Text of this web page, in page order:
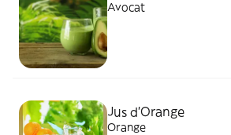
Avocat
Jus d'Orange
Orange